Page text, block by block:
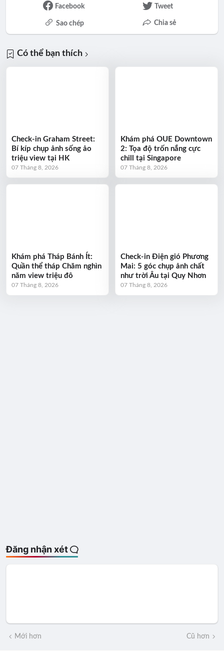
Facebook Tweet
Sao chép Chia sẻ
Có thể bạn thích
Check-in Graham Street:
Bí kíp chụp ảnh sống ảo
triệu view tại HK
07 Tháng 8, 2026
Khám phá OUE Downtown
2: Tọa độ trốn nắng cực
chill tại Singapore
07 Tháng 8, 2026
Khám phá Tháp Bánh Ít:
Quần thể tháp Chăm nghìn
năm view triệu đô
07 Tháng 8, 2026
Check-in Điện gió Phương
Mai: 5 góc chụp ảnh chất
như trời Âu tại Quy Nhơn
07 Tháng 8, 2026
Đăng nhận xét
Mới hơn Cũ hơn